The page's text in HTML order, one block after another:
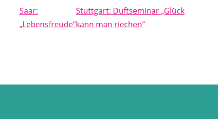
Saar:
„Lebensfreude“
Stuttgart: Duftseminar „Glück
kann man riechen“